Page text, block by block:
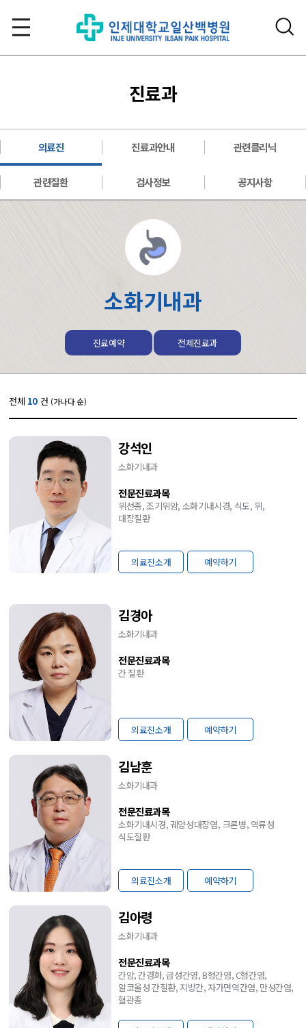
진료과
의료진 진료과안내 관련클리닉
관련질환 검사정보 공지사항
소화기내과
진료예약 전체진료과
전체 10 건 (가나다 순)
강석인
소화기내과
전문진료과목
위선종, 조기위암, 소화기내시경, 식도, 위,
대장질환
의료진소개 예약하기
김경아
소화기내과
전문진료과목
간 질환
의료진소개 예약하기
김남훈
소화기내과
전문진료과목
소화기내시경, 궤양성대장염, 크론병, 역류성
식도질환
의료진소개 예약하기
김아령
소화기내과
전문진료과목
간암, 간경화, 급성간염, B형간염, C형간염,
알코올성 간질환, 지방간, 자가면역간염, 만성간염,
혈관종